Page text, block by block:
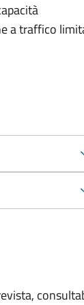
a traffico